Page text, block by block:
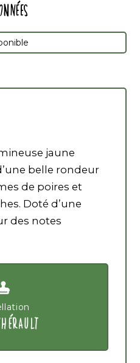
jaune
belle rondeur
de poires et
Doté d’une
des notes